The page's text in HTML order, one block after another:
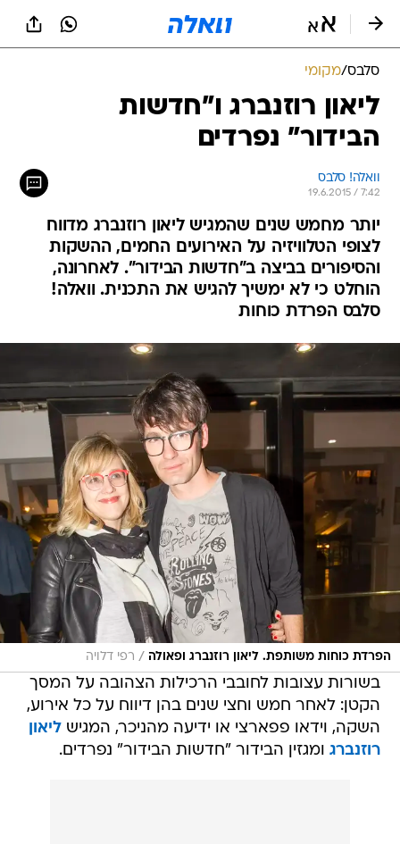
סלבס/מקומי
ליאון רוזנברג ו"חדשות
הבידור" נפרדים
וואלה! סלבס
19.6.2015 / 7:42
יותר מחמש שנים שהמגיש ליאון רוזנברג מדווח
לצופי הטלוויזיה על האירועים החמים, ההשקות
והסיפורים בביצה ב"חדשות הבידור". לאחרונה,
הוחלט כי לא ימשיך להגיש את התכנית. וואלה!
סלבס הפרדת כוחות
הפרדת כוחות משותפת. ליאון רוזנברג ופאולה / רפי דלויה
בשורות עצובות לחובבי הרכילות הצהובה על המסך
הקטן: לאחר חמש וחצי שנים בהן דיווח על כל אירוע,
השקה, וידאו פפארצי או ידיעה מהניכר, המגישליאון
רוזנברג ומגזין הבידור "חדשות הבידור" נפרדים.